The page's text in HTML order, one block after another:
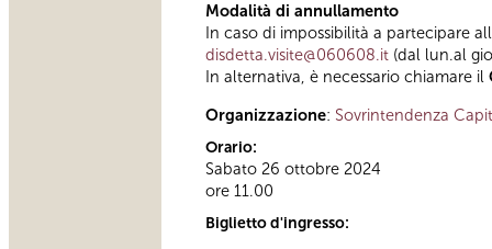
Modalità di annullamento
In caso di impossibilità a partecipare
disdetta.visite@060608.it (dal lun.al
In alternativa, è necessario chiamare il
Organizzazione: Sovrintendenza
Orario:
Sabato 26 ottobre 2024
ore 11.00
Biglietto d'ingresso: